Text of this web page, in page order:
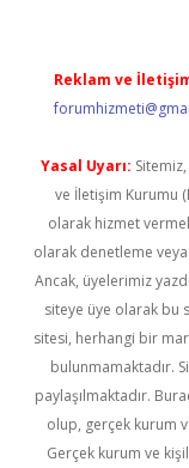
Reklam ve
Yasal Uyarı:
ve İletişim Kurumu
olarak hizmet
olarak denetleme
Ancak, üyelerimiz
siteye üye olarak bu
sitesi, herhangi bir
bulunmamaktadır.
paylaşılmaktadır.
olup, gerçek kurum
Gerçek kurum ve